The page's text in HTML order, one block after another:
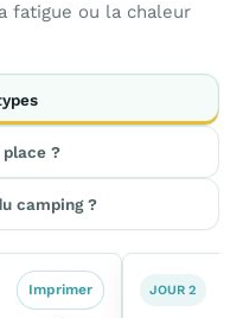
fatigue ou la chaleur
?
camping ?
Imprimer JOUR 2